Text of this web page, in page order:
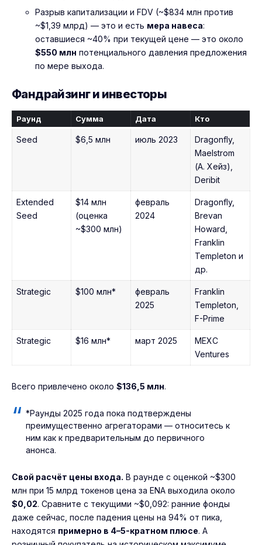
Разрыв капитализации и FDV (~$834 млн против
~$1,39 млрд) — это и есть мера навеса:
оставшиеся ~40% при текущей цене — это около
$550 млн потенциального давления предложения
по мере выхода.
Фандрайзинг и инвесторы
Раунд Сумма Дата Кто
Seed $6,5 млн июль 2023
Dragonfly,
Maelstrom
(А. Хейз),
Deribit
Extended
Seed
$14 млн
(оценка
~$300 млн)
февраль
2024
Dragonfly,
Brevan
Howard,
Franklin
Templeton и
др.
Strategic $100 млн*
февраль
2025
Franklin
Templeton,
F-Prime
Strategic $16 млн* март 2025
MEXC
Ventures
Всего привлечено около $136,5 млн.
*Раунды 2025 года пока подтверждены
преимущественно агрегаторами — относитесь к
ним как к предварительным до первичного
анонса.
Свой расчёт цены входа. В раунде с оценкой ~$300
млн при 15 млрд токенов цена за ENA выходила около
$0,02. Сравните с текущими ~$0,092: ранние фонды
даже сейчас, после падения цены на 94% от пика,
находятся примерно в 4–5-кратном плюсе. А